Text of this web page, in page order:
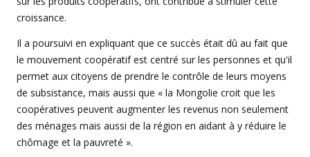
croissance.
Il a poursuivi en expliquant que ce succès était dû au fait que
le mouvement coopératif est centré sur les personnes et qu'il
permet aux citoyens de prendre le contrôle de leurs moyens
de subsistance, mais aussi que « la Mongolie croit que les
coopératives peuvent augmenter les revenus non seulement
des ménages mais aussi de la région en aidant à y réduire le
chômage et la pauvreté ».